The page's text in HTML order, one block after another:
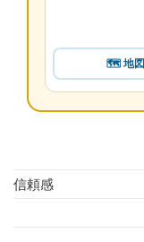
🗺 地図
信頼感